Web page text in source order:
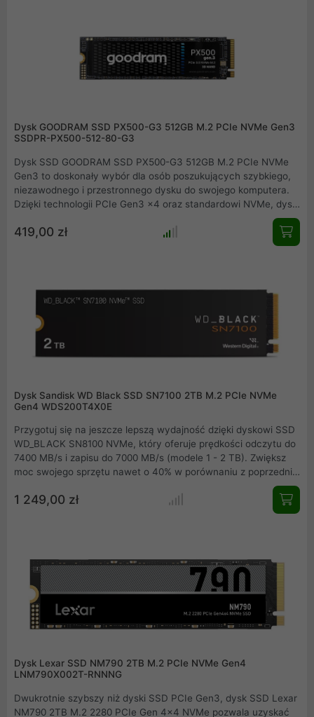
Dysk GOODRAM SSD PX500-G3 512GB M.2 PCIe NVMe Gen3
SSDPR-PX500-512-80-G3
Dysk SSD GOODRAM SSD PX500-G3 512GB M.2 PCIe NVMe
Gen3 to doskonały wybór dla osób poszukujących szybkiego,
niezawodnego i przestronnego dysku do swojego komputera.
Dzięki technologii PCIe Gen3 x4 oraz standardowi NVMe, dysk
ten zapewnia błyskawiczną prędkość transferu danych, co
wpływa na płynność pracy systemu oraz szybsze ładowanie
aplikacji. Z pojemnością 512 GB zyskujesz dużą przestrzeń na
419,00 zł
Dysk Sandisk WD Black SSD SN7100 2TB M.2 PCIe NVMe
Gen4 WDS200T4X0E
Przygotuj się na jeszcze lepszą wydajność dzięki dyskowi SSD
WD_BLACK SN8100 NVMe, który oferuje prędkości odczytu do
7400 MB/s i zapisu do 7000 MB/s (modele 1 - 2 TB). Zwiększ
moc swojego sprzętu nawet o 40% w porównaniu z poprzednią
generacją, ciesząc się płynną i dynamiczną rozgrywką bez
zbędnych opóźnień. Stworzony z myślą o laptopach i
tytuły, dodatki i przyszłe aktualizacje. Wzbogać swój zestaw
już dziś i przygotuj się na wymagania AI oraz gier nowej
generacji!
1 249,00 zł
Dysk Lexar SSD NM790 2TB M.2 PCIe NVMe Gen4
LNM790X002T-RNNNG
Dwukrotnie szybszy niż dyski SSD PCIe Gen3, dysk SSD Lexar
NM790 2TB M.2 2280 PCIe Gen 4x4 NVMe pozwala uzyskać